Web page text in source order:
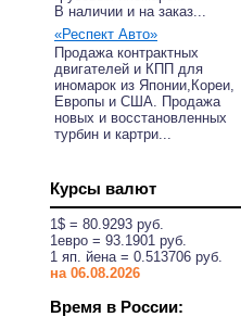
В наличии и на заказ...
«Респект Авто»
Продажа контрактных
двигателей и КПП для
иномарок из Японии,Кореи,
Европы и США. Продажа
новых и восстановленных
турбин и картри...
Курсы валют
1$ = 80.9293 руб.
1eвро = 93.1901 руб.
1 яп. йена = 0.513706 руб.
на 06.08.2026
Время в России: